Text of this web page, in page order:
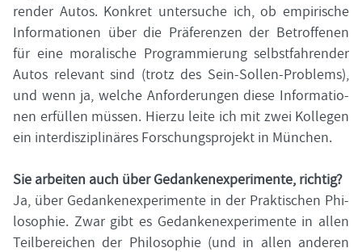
ren­der Autos. Kon­kret un­ter­su­che ich, ob em­pi­ri­sche
In­for­ma­tio­nen über die Prä­fe­ren­zen der Be­trof­fe­nen
für eine mo­ra­li­sche Pro­gram­mie­rung selbst­fah­ren­der
Autos re­le­vant sind (trotz des Sein-​Sollen-Problems),
und wenn ja, wel­che An­for­de­run­gen diese In­for­ma­tio­
nen er­fül­len müs­sen. Hier­zu leite ich mit zwei Kol­le­gen
ein in­ter­dis­zi­pli­nä­res For­schungs­pro­jekt in Mün­chen.
Sie ar­bei­ten auch über Ge­dan­ken­ex­pe­ri­men­te, rich­tig?
Ja, über Ge­dan­ken­ex­pe­ri­men­te in der Prak­ti­schen Phi­
lo­so­phie. Zwar gibt es Ge­dan­ken­ex­pe­ri­men­te in allen
Teil­be­rei­chen der Phi­lo­so­phie (und in allen an­de­ren